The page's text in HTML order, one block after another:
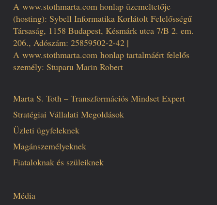
A www.stothmarta.comhonlap üzemeltetője
(hosting): Sybell Informatika Korlátolt Felelősségű
Társaság, 1158 Budapest, Késmárk utca 7/B 2. em.
206., Adószám: 25859502-2-42 |
A www.stothmarta.comhonlap tartalmáért felelős
személy: Stuparu Marin Robert
Marta S. Toth – Transzformációs Mindset Expert
Stratégiai Vállalati Megoldások
Üzleti ügyfeleknek
Magánszemélyeknek
Fiataloknak és szüleiknek
Média